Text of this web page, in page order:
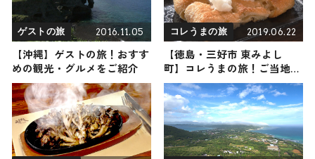
ゲストの旅 2016.11.05
【沖縄】ゲストの旅！おすす
めの観光・グルメをご紹介
コレうまの旅 2019.06.22
【徳島・三好市 東みよし
町】コレうまの旅！ご当地名
物グルメをお届け